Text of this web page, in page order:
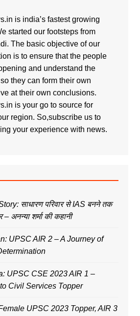
is india’s fastest growing
started our footsteps from
The basic objective of our
is to ensure that the people
and understand the
they can form their own
at their own conclusions.
is your go to source for
region. So,subscribe us to
your experience with news.
साधारण परिवार से IAS बनने तक
अनन्या शर्मा की कहानी
UPSC AIR 2 – A Journey of
UPSC CSE 2023 AIR 1 –
Civil Services Topper
UPSC 2023 Topper, AIR 3